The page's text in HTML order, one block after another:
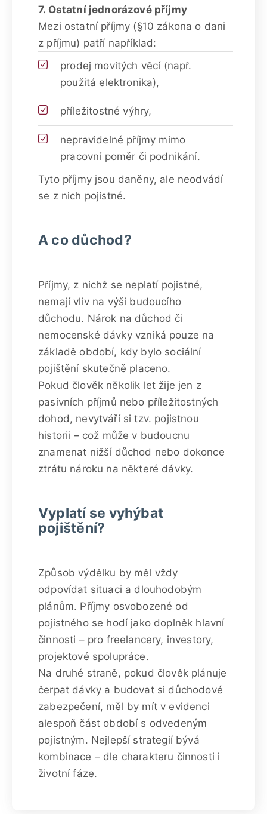
7. Ostatní jednorázové příjmy
Mezi ostatní příjmy (§10 zákona o dani
z příjmu) patří například:
prodej movitých věcí (např.
použitá elektronika),
příležitostné výhry,
nepravidelné příjmy mimo
pracovní poměr či podnikání.
Tyto příjmy jsou daněny, ale neodvádí
se z nich pojistné.
A co důchod?
Příjmy, z nichž se neplatí pojistné,
nemají vliv na výši budoucího
důchodu. Nárok na důchod či
nemocenské dávky vzniká pouze na
základě období, kdy bylo sociální
pojištění skutečně placeno.
Pokud člověk několik let žije jen z
pasivních příjmů nebo příležitostných
dohod, nevytváří si tzv. pojistnou
historii – což může v budoucnu
znamenat nižší důchod nebo dokonce
ztrátu nároku na některé dávky.
Vyplatí se vyhýbat
pojištění?
Způsob výdělku by měl vždy
odpovídat situaci a dlouhodobým
plánům. Příjmy osvobozené od
pojistného se hodí jako doplněk hlavní
činnosti – pro freelancery, investory,
projektové spolupráce.
Na druhé straně, pokud člověk plánuje
čerpat dávky a budovat si důchodové
zabezpečení, měl by mít v evidenci
alespoň část období s odvedeným
pojistným. Nejlepší strategií bývá
kombinace – dle charakteru činnosti i
životní fáze.